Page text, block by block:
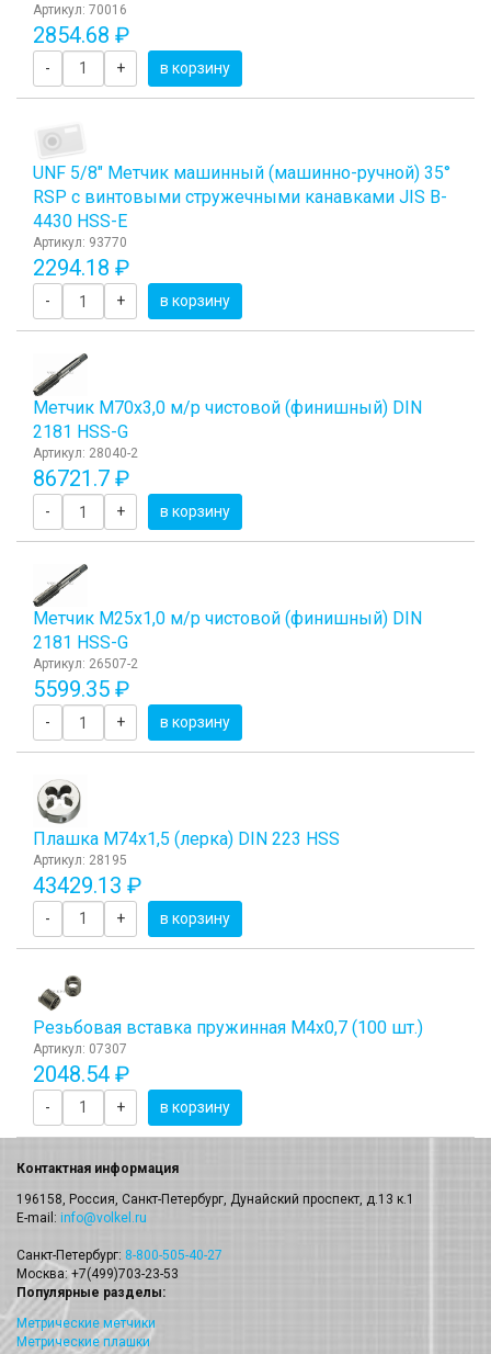
Артикул: 70016
2854.68 ₽
- + в корзину
UNF 5/8" Метчик машинный (машинно-ручной) 35°
RSP с винтовыми стружечными канавками JIS B-
4430 HSS-E
Артикул: 93770
2294.18 ₽
- + в корзину
Метчик М70x3,0 м/р чистовой (финишный) DIN
2181 HSS-G
Артикул: 28040-2
86721.7 ₽
- + в корзину
Метчик М25x1,0 м/р чистовой (финишный) DIN
2181 HSS-G
Артикул: 26507-2
5599.35 ₽
- + в корзину
Плашка М74x1,5 (лерка) DIN 223 HSS
Артикул: 28195
43429.13 ₽
- + в корзину
Резьбовая вставка пружинная M4x0,7 (100 шт.)
Артикул: 07307
2048.54 ₽
- + в корзину
Контактная информация
196158, Россия, Санкт-Петербург, Дунайский проспект, д.13 к.1
E-mail: info@volkel.ru
Санкт-Петербург: 8-800-505-40-27
Москва: +7(499)703-23-53
Популярные разделы:
Метрические метчики
Метрические плашки